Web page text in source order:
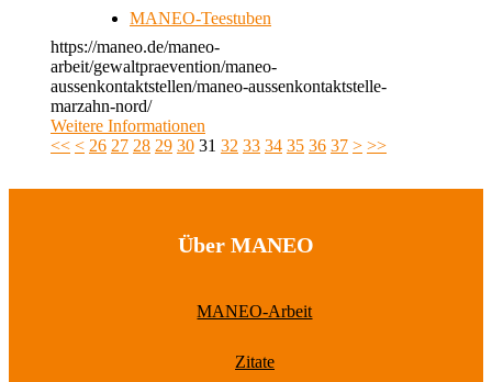
MANEO-Teestuben
https://maneo.de/maneo-
arbeit/gewaltpraevention/maneo-
aussenkontaktstellen/maneo-aussenkontaktstelle-
marzahn-nord/
Weitere Informationen
<< < 26 27 28 29 30 31 32 33 34 35 36 37 > >>
Über MANEO
MANEO-Arbeit
Zitate